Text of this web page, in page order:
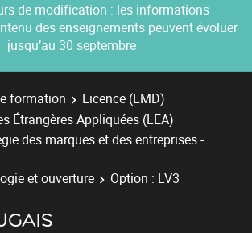
de modification : les informations
des enseignements peuvent évoluer
jusqu’au 30 septembre
formation
Licence (LMD)
Étrangères Appliquées (LEA)
des marques et des entreprises -
et ouverture
Option : LV3